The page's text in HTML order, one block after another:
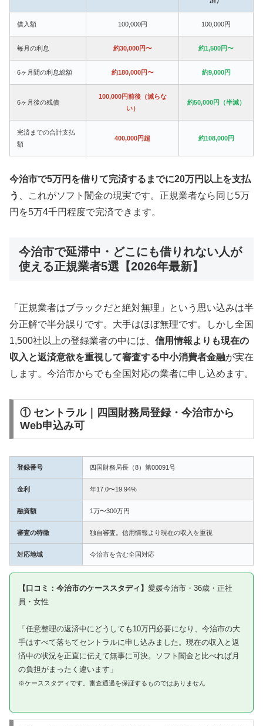
借入額 100,000円 100,000円
毎月の利息 約30,000円〜 約1,500円〜
6ヶ月間の利息総額 約180,000円〜 約9,000円
6ヶ月後の残債
100,000円前後（減らな
い）
約50,000円（半減）
完済までの合計支払
額
400,000円超 約108,000円
今治市で5万円を借りて完済するまでに20万円以上を支払
う
、これがソフト闇金の現実です。正規業者なら同じ5万
円を5万4千円程度で完済できます。
今治市で延滞中・どこにも借りれない人が
使える正規業者5選【2026年最新】
「正規業者はブラックだと絶対無理」という思い込みは半
分正解で半分誤りです。大手はほぼ無理です。しかし全国
1,500社以上の登録業者の中には、 信用情報よりも現在の
収入と返済意欲を重視して審査する中小消費者金融が実在
します。今治市からでも全国対応の業者に申し込めます。
① セントラル｜四国財務局登録・今治市から
Web申込み可
登録番号 四国財務局長（8）第00091号
金利 年17.0〜19.94%
融資額 1万〜300万円
審査の特徴 独自審査。信用情報より現在の収入を重視
対応地域 今治市を含む全国対応
【口コミ：今治市のケーススタディ】 愛媛今治市・36歳・正社
員・女性
「任意整理の返済中にどうしても10万円必要になり、今治市の大
手はすべて落ちてセントラルに申し込みました。現在の収入と返
済中の状況を正直に伝えて無事に可決。ソフト闇金と比べれば月
の負担がまったく違います」
※ケーススタディです。審査通過を保証するものではありません